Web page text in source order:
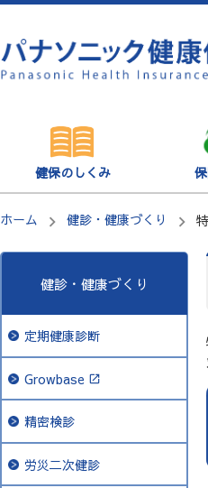
健保のしくみ
ホーム 健診・健康づくり
健診・健康づくり
定期健康診断
Growbase
精密検診
労災二次健診